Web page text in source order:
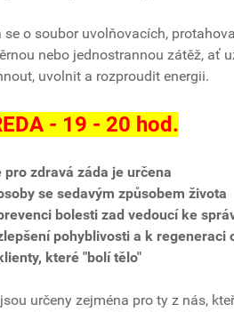
se o soubor uvolňovacích,
nebo jednostrannou zátěž, ať
uvolnit a rozproudit energii.
- 19 - 20 hod.
pro zdravá záda je určena
se sedavým způsobem života
bolesti zad vedoucí ke
pohyblivosti a k regeneraci
které "bolí tělo"
určeny zejména pro ty z nás,